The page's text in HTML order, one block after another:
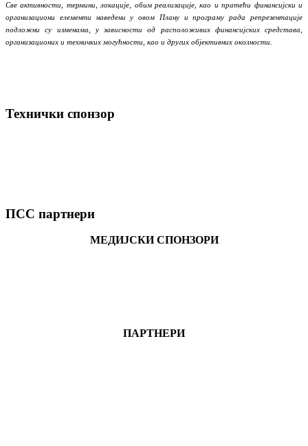
Све активности, термини, локације, обим реализације, као и пратећи финансијски и
организациони елементи наведени у овом Плану и програму рада репрезентације
подложни су изменама, у зависности од расположивих финансијских средстава,
организационих и техничких могућности, као и других објективних околности.
Технички спонзор
ПСС партнери
МЕДИЈСКИ СПОНЗОРИ
ПАРТНЕРИ